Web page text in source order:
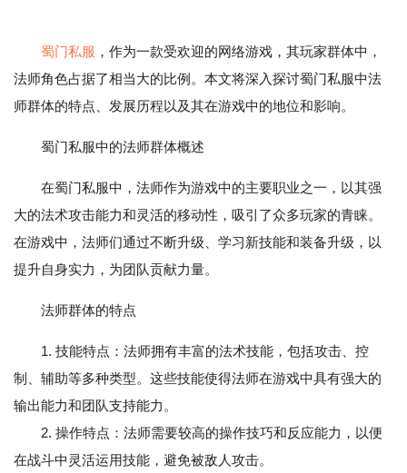
蜀门私服 ，作为一款受欢迎的网络游戏，其玩家群体中，
法师角色占据了相当大的比例。本文将深入探讨蜀门私服中法
师群体的特点、发展历程以及其在游戏中的地位和影响。
蜀门私服中的法师群体概述
在蜀门私服中，法师作为游戏中的主要职业之一，以其强
大的法术攻击能力和灵活的移动性，吸引了众多玩家的青睐。
在游戏中，法师们通过不断升级、学习新技能和装备升级，以
提升自身实力，为团队贡献力量。
法师群体的特点
1. 技能特点：法师拥有丰富的法术技能，包括攻击、控
制、辅助等多种类型。这些技能使得法师在游戏中具有强大的
输出能力和团队支持能力。
2. 操作特点：法师需要较高的操作技巧和反应能力，以便
在战斗中灵活运用技能，避免被敌人攻击。